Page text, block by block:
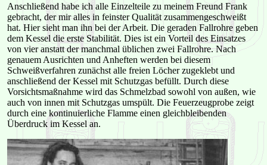
Anschließend habe ich alle Einzelteile zu meinem Freund Frank
gebracht, der mir alles in feinster Qualität zusammengeschweißt
hat. Hier sieht man ihn bei der Arbeit. Die geraden Fallrohre geben
dem Kessel die erste Stabilität. Dies ist ein Vorteil des Einsatzes
von vier anstatt der manchmal üblichen zwei Fallrohre. Nach
genauem Ausrichten und Anheften werden bei diesem
Schweißverfahren zunächst alle freien Löcher zugeklebt und
anschließend der Kessel mit Schutzgas befüllt. Durch diese
Vorsichtsmaßnahme wird das Schmelzbad sowohl von außen, wie
auch von innen mit Schutzgas umspült. Die Feuerzeugprobe zeigt
durch eine kontinuierliche Flamme einen gleichbleibenden
Überdruck im Kessel an.